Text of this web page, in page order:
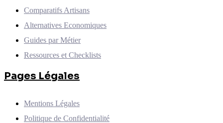
Comparatifs Artisans
Alternatives Economiques
Guides par Métier
Ressources et Checklists
Pages Légales
Mentions Légales
Politique de Confidentialité